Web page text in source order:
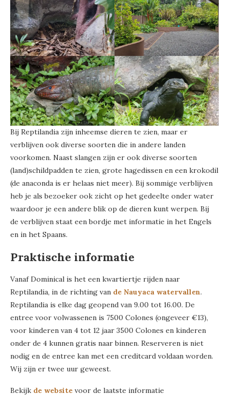
Bij Reptilandia zijn inheemse dieren te zien, maar er
verblijven ook diverse soorten die in andere landen
voorkomen. Naast slangen zijn er ook diverse soorten
(land)schildpadden te zien, grote hagedissen en een krokodil
(de anaconda is er helaas niet meer). Bij sommige verblijven
heb je als bezoeker ook zicht op het gedeelte onder water
waardoor je een andere blik op de dieren kunt werpen. Bij
de verblijven staat een bordje met informatie in het Engels
en in het Spaans.
Praktische informatie
Vanaf Dominical is het een kwartiertje rijden naar
Reptilandia, in de richting van de Nauyaca watervallen.
Reptilandia is elke dag geopend van 9.00 tot 16.00. De
entree voor volwassenen is 7500 Colones (ongeveer €13),
voor kinderen van 4 tot 12 jaar 3500 Colones en kinderen
onder de 4 kunnen gratis naar binnen. Reserveren is niet
nodig en de entree kan met een creditcard voldaan worden.
Wij zijn er twee uur geweest.
Bekijk de website voor de laatste informatie